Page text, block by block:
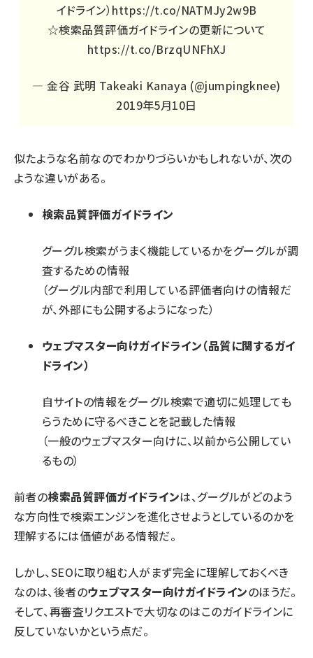
イドライン） https://t.co/NATMJy2w9B
☆検索品質評価ガイドラインの更新について
https://t.co/BrzqUNFhXJ
— 金谷 武明 Takeaki Kanaya (@jumpingknee)
2019年5月10日
似たような名前なのでわかりづらいかもしれないが、次の
ような違いがある。
検索品質評価ガイドライン
グーグル検索がうまく機能しているかをグーグルが調
査するための情報
（グーグル内部で利用している評価者向けの情報だ
が、外部にも公開するようになった）
ウェブマスター向けガイドライン（品質に関するガイ
ドライン）
自サイトの情報をグーグル検索で適切に処理しても
らうために守るべきことを記載した情報
（一般のウェブマスター向けに、以前から公開してい
るもの）
前者の検索品質評価ガイドラインは、グーグルがどのよう
な方向性で検索エンジンを進化させようとしているのかを
理解するには価値がある情報だ。
しかし、SEOに取り組む人がまず完全に理解しておくべき
なのは、後者のウェブマスター向けガイドラインのほうだ。
そして、再審査リクエストで大切なのはこのガイドラインに
反していないかという点だ。